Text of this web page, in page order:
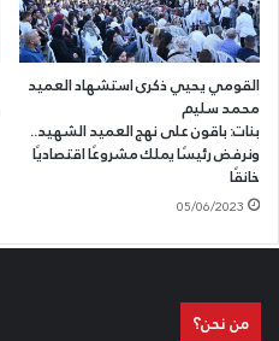
القومي يحيي ذكرى استشهاد العميد
محمد سليم
بنات: باقون على نهج العميد الشهيد..
ونرفض رئيسًا يملك مشروعًا اقتصاديًا
خانقًا
05/06/2023
من نحن؟